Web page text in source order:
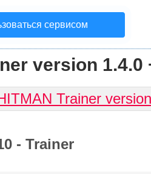
сервисом
version 1.4.0
- Trainer